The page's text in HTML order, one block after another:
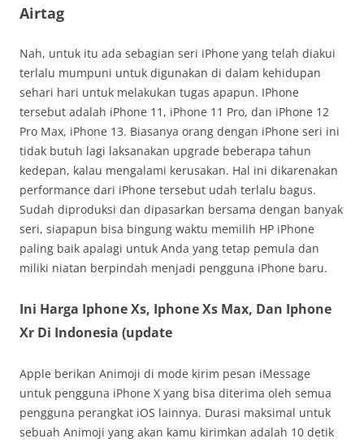
Airtag
Nah, untuk itu ada sebagian seri iPhone yang telah diakui
terlalu mumpuni untuk digunakan di dalam kehidupan
sehari hari untuk melakukan tugas apapun. IPhone
tersebut adalah iPhone 11, iPhone 11 Pro, dan iPhone 12
Pro Max, iPhone 13. Biasanya orang dengan iPhone seri ini
tidak butuh lagi laksanakan upgrade beberapa tahun
kedepan, kalau mengalami kerusakan. Hal ini dikarenakan
performance dari iPhone tersebut udah terlalu bagus.
Sudah diproduksi dan dipasarkan bersama dengan banyak
seri, siapapun bisa bingung waktu memilih HP iPhone
paling baik apalagi untuk Anda yang tetap pemula dan
miliki niatan berpindah menjadi pengguna iPhone baru.
Ini Harga Iphone Xs, Iphone Xs Max, Dan Iphone
Xr Di Indonesia (update
Apple berikan Animoji di mode kirim pesan iMessage
untuk pengguna iPhone X yang bisa diterima oleh semua
pengguna perangkat iOS lainnya. Durasi maksimal untuk
sebuah Animoji yang akan kamu kirimkan adalah 10 detik